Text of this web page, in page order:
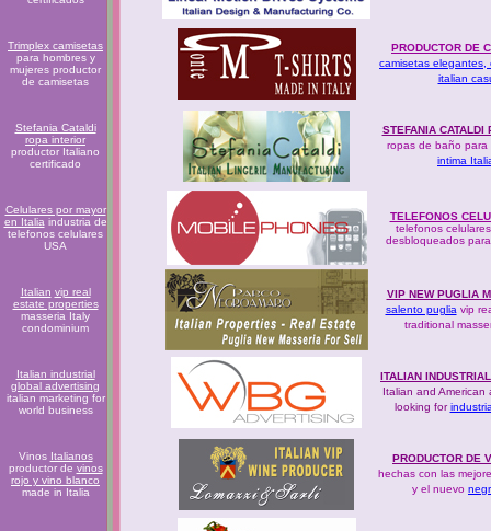
Trimplex camisetas
para hombres y
mujeres productor
de camisetas
PRODUCTOR DE
camisetas elegantes,
italian
Stefania Cataldi
ropa interior
productor Italiano
certificado
STEFANIA CATALDI
ropas de baño
intima
Celulares por mayor
en Italia industria de
telefonos celulares
USA
TELEFONOS
telefonos celulares
desbloqueados
Italian vip real
estate properties
masseria Italy
condominium
VIP NEW PUGLIA
salento puglia vip
traditional
Italian industrial
global advertising
italian marketing for
world business
ITALIAN
Italian and American
looking for
Vinos Italianos
productor de vinos
rojo y vino blanco
made in Italia
PRODUCTOR DE
hechas con las
y el nuevo